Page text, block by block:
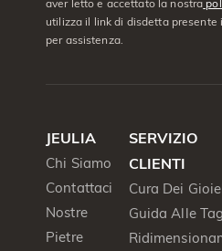
aver letto e accettato la nostra
utilizza il link di disdetta
per assistenza.
JEULIA
Chi Siamo
Contattaci
Nostre
Pietre
SERVIZIO
CLIENTI
Cura Dei
Guida Alle